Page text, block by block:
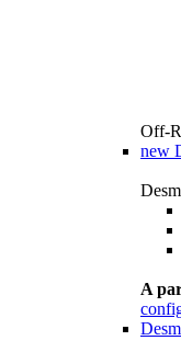
Off-
new
A